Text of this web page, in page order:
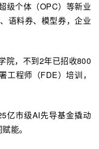
级个体（OPC）等新业
语料券、模型券，企业
院，不到2年已招收800
工程师（FDE）培训，
亿市级AI先导基金撬动
能。